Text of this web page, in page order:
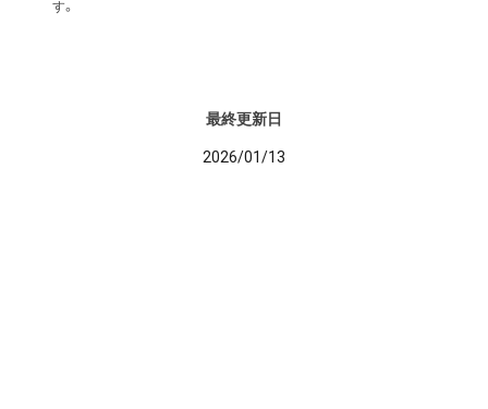
す
最終更新日
2026/01/13